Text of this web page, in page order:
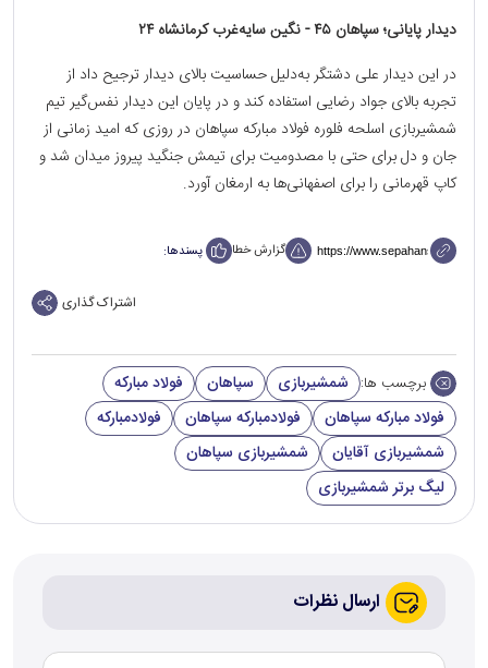
دیدار پایانی؛ سپاهان ۴۵ - نگین سایه‌غرب کرمانشاه ۲۴
در این دیدار علی دشتگر به‌دلیل حساسیت بالای دیدار ترجیح داد از
تجربه بالای جواد رضایی استفاده کند و در پایان این دیدار نفس‌گیر تیم
شمشیربازی اسلحه فلوره فولاد مبارکه سپاهان در روزی که امید زمانی از
جان و دل برای حتی با مصدومیت برای تیمش جنگید پیروز میدان شد و
کاپ قهرمانی را برای اصفهانی‌ها به ارمغان آورد.
گزارش خطا پسندها:
اشتراک گذاری
برچسب ها: شمشیربازی سپاهان
فولاد مبارکه
فولاد مبارکه سپاهان
فولادمبارکه سپاهان
فولادمبارکه
شمشیربازی آقایان
شمشیربازی سپاهان
لیگ برتر شمشیربازی
ارسال نظرات